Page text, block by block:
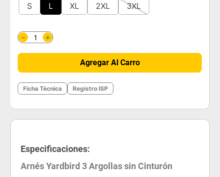
S L XL 2XL 3XL
＋
－
Agregar Al Carro
Ficha Técnica Registro ISP
Especificaciones:
Arnés Yardbird 3 Argollas sin Cinturón